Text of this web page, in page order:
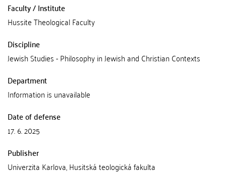
Faculty / Institute
Hussite Theological Faculty
Discipline
Jewish Studies - Philosophy in Jewish and Christian Contexts
Department
Information is unavailable
Date of defense
17. 6. 2025
Publisher
Univerzita Karlova, Husitská teologická fakulta